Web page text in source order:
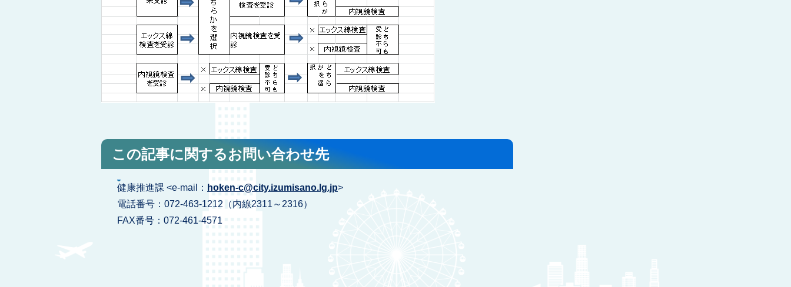
この記事に関するお問い合わせ先
健康推進課 <e-mail： hoken-c@city.izumisano.lg.jp>
電話番号：072-463-1212（内線2311～2316）
FAX番号：072-461-4571